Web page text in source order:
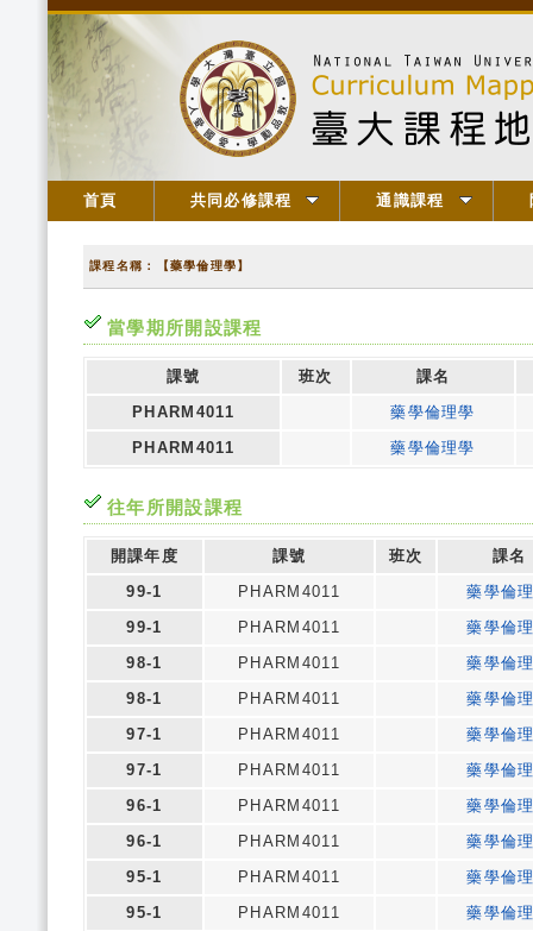
首頁 共同必修課程 通識課程
課程名稱：【藥學倫理學】
當學期所開設課程
課號 班次
課名
PHARM4011
藥學倫理學
PHARM4011
藥學倫理學
往年所開設課程
開課年度 課號 班次
課名
99-1
PHARM4011
藥學倫
99-1
PHARM4011
藥學倫
98-1
PHARM4011
藥學倫
98-1
PHARM4011
藥學倫
97-1
PHARM4011
藥學倫
97-1
PHARM4011
藥學倫
96-1
PHARM4011
藥學倫
96-1
PHARM4011
藥學倫
95-1
PHARM4011
藥學倫
95-1
PHARM4011
藥學倫